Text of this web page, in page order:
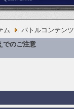
ム
バトルコンテンツ
でのご注意